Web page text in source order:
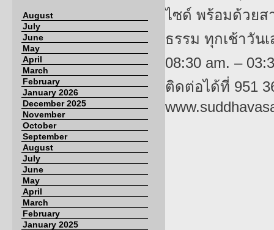
August
July
June
May
April
March
February
January 2026
December 2025
November
October
September
August
July
June
May
April
March
February
January 2025
ไซด์ พร้อมด้วยส
ธรรม ทุกเช้าวันเ
08:30 am. –
ติดต่อได้ที่ 951